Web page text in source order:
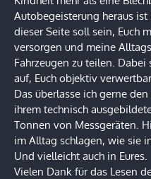
Autobegeisterung heraus
dieser Seite soll sein, Euch
versorgen und meine
Fahrzeugen zu teilen.
auf, Euch objektiv
Das überlasse ich gerne
ihrem technisch
Tonnen von Messgeräten.
im Alltag schlagen, wie sie
Und vielleicht auch in Eures.
Vielen Dank für das Lesen